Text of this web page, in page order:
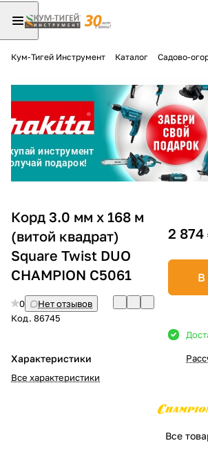
Кум-Тигей Инструмент Каталог Садово-
Корд 3.0 мм х 168 м
(витой квадрат)
Square Twist DUO
CHAMPION С5061
0
Нет отзывов
Код. 86745
Характеристики
Все характеристики
2 874
В
Все
Разбейте
оплатуна части
без переплат
График платежей
Сегодня
25 %
% картой любого банка